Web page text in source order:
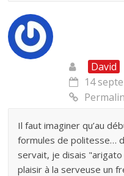
David
14
Il faut imaginer qu’au
formules de politesse…
servait, je disais
plaisir à la serveuse un